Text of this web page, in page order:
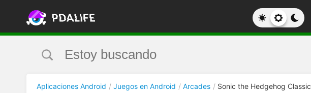
Aplicaciones Android Juegos en Android Arcades Sonic the Hedgehog Classic